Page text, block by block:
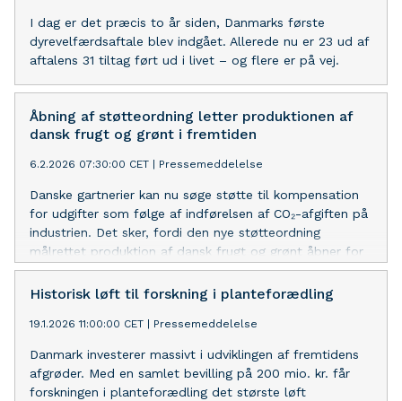
I dag er det præcis to år siden, Danmarks første
dyrevelfærdsaftale blev indgået. Allerede nu er 23 ud af
aftalens 31 tiltag ført ud i livet – og flere er på vej.
Åbning af støtteordning letter produktionen af
dansk frugt og grønt i fremtiden
6.2.2026 07:30:00 CET Pressemeddelelse
Danske gartnerier kan nu søge støtte til kompensation
for udgifter som følge af indførelsen af CO₂-afgiften på
industrien. Det sker, fordi den nye støtteordning
målrettet produktion af dansk frugt og grønt åbner for
ansøgninger.
Historisk løft til forskning i planteforædling
19.1.2026 11:00:00 CET Pressemeddelelse
Danmark investerer massivt i udviklingen af fremtidens
afgrøder. Med en samlet bevilling på 200 mio. kr. får
forskningen i planteforædling det største løft